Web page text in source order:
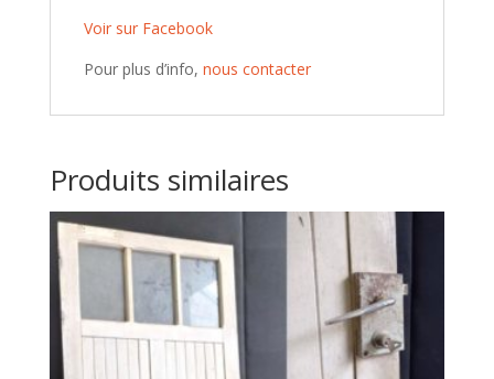
Voir sur Facebook
Pour plus d’info, nous contacter
Produits similaires